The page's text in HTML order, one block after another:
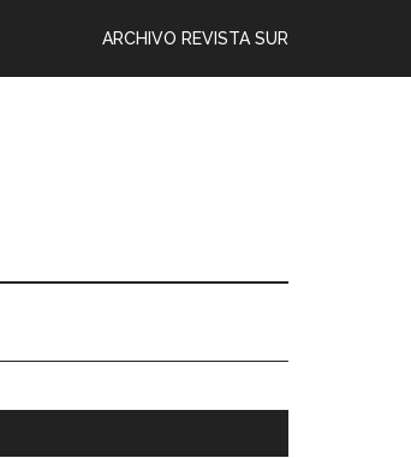
ARCHIVO REVISTA SUR